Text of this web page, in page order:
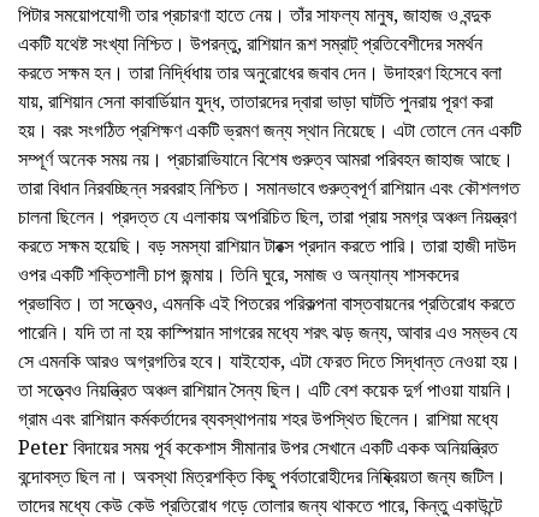
পিটার সময়োপযোগী তার প্রচারণা হাতে নেয়। তাঁর সাফল্য মানুষ, জাহাজ ও বন্দুক
একটি যথেষ্ট সংখ্যা নিশ্চিত। উপরন্তু, রাশিয়ান রূশ সম্রাট্ প্রতিবেশীদের সমর্থন
করতে সক্ষম হন। তারা নির্দ্ধিধায় তার অনুরোধের জবাব দেন। উদাহরণ হিসেবে বলা
যায়, রাশিয়ান সেনা কাবার্ডিয়ান যুদ্ধ, তাতারদের দ্বারা ভাড়া ঘাটতি পুনরায় পূরণ করা
হয়। বরং সংগঠিত প্রশিক্ষণ একটি ভ্রমণ জন্য স্থান নিয়েছে। এটা তোলে নেন একটি
সম্পূর্ণ অনেক সময় নয়। প্রচারাভিযানে বিশেষ গুরুত্ব আমরা পরিবহন জাহাজ আছে।
তারা বিধান নিরবচ্ছিন্ন সরবরাহ নিশ্চিত। সমানভাবে গুরুত্বপূর্ণ রাশিয়ান এবং কৌশলগত
চালনা ছিলেন। প্রদত্ত যে এলাকায় অপরিচিত ছিল, তারা প্রায় সমগ্র অঞ্চল নিয়ন্ত্রণ
করতে সক্ষম হয়েছি। বড় সমস্যা রাশিয়ান টারক্স প্রদান করতে পারি। তারা হাজী দাউদ
ওপর একটি শক্তিশালী চাপ জন্মায়। তিনি ঘুরে, সমাজ ও অন্যান্য শাসকদের
প্রভাবিত। তা সত্ত্বেও, এমনকি এই পিতরের পরিকল্পনা বাস্তবায়নের প্রতিরোধ করতে
পারেনি। যদি তা না হয় কাস্পিয়ান সাগরের মধ্যে শরৎ ঝড় জন্য, আবার এও সম্ভব যে
সে এমনকি আরও অগ্রগতির হবে। যাইহোক, এটা ফেরত দিতে সিদ্ধান্ত নেওয়া হয়।
তা সত্ত্বেও নিয়ন্ত্রিত অঞ্চল রাশিয়ান সৈন্য ছিল। এটি বেশ কয়েক দুর্গ পাওয়া যায়নি।
গ্রাম এবং রাশিয়ান কর্মকর্তাদের ব্যবস্থাপনায় শহর উপস্থিত ছিলেন। রাশিয়া মধ্যে
Peter বিদায়ের সময় পূর্ব ককেশাস সীমানার উপর সেখানে একটি একক অনিয়ন্ত্রিত
বন্দোবস্ত ছিল না। অবস্থা মিত্রশক্তি কিছু পর্বতারোহীদের নিষ্ক্রিয়তা জন্য জটিল।
তাদের মধ্যে কেউ কেউ প্রতিরোধ গড়ে তোলার জন্য থাকতে পারে, কিন্তু একাউন্টে